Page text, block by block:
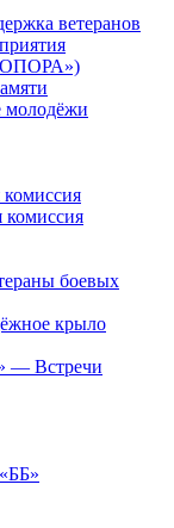
ветеранов
молодёжи
комиссия
боевых
крыло
Встречи